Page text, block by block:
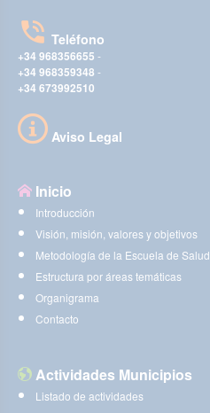
Teléfono
+34 968356655 -
+34 968359348 -
+34 673992510
Aviso Legal
Inicio
Introducción
Visión, misión, valores y objetivos
Metodología de la Escuela de Salud
Estructura por áreas temáticas
Organigrama
Contacto
Actividades Municipios
Listado de actividades